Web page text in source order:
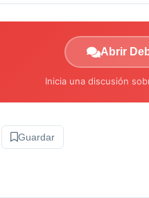
Abrir
Inicia una discusión
Guardar